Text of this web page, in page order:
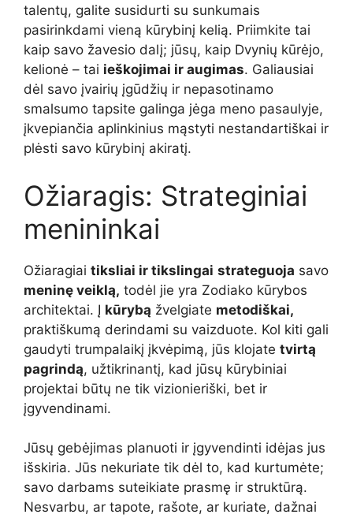
talentų, galite susidurti su sunkumais
pasirinkdami vieną kūrybinį kelią. Priimkite tai
kaip savo žavesio dalį; jūsų, kaip Dvynių kūrėjo,
kelionė – tai ieškojimai ir augimas. Galiausiai
dėl savo įvairių įgūdžių ir nepasotinamo
smalsumo tapsite galinga jėga meno pasaulyje,
įkvepiančia aplinkinius mąstyti nestandartiškai ir
plėsti savo kūrybinį akiratį.
Ožiaragis: Strateginiai
menininkai
Ožiaragiai tiksliai ir tikslingai strateguoja savo
meninę veiklą, todėl jie yra Zodiako kūrybos
architektai. Į kūrybą žvelgiate metodiškai,
praktiškumą derindami su vaizduote. Kol kiti gali
gaudyti trumpalaikį įkvėpimą, jūs klojate tvirtą
pagrindą, užtikrinantį, kad jūsų kūrybiniai
projektai būtų ne tik vizionieriški, bet ir
įgyvendinami.
Jūsų gebėjimas planuoti ir įgyvendinti idėjas jus
išskiria. Jūs nekuriate tik dėl to, kad kurtumėte;
savo darbams suteikiate prasmę ir struktūrą.
Nesvarbu, ar tapote, rašote, ar kuriate, dažnai